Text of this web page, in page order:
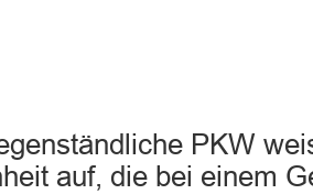
PKW
auf, die bei einem